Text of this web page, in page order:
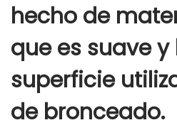
hecho de
que es suave y
superficie
de bronceado.